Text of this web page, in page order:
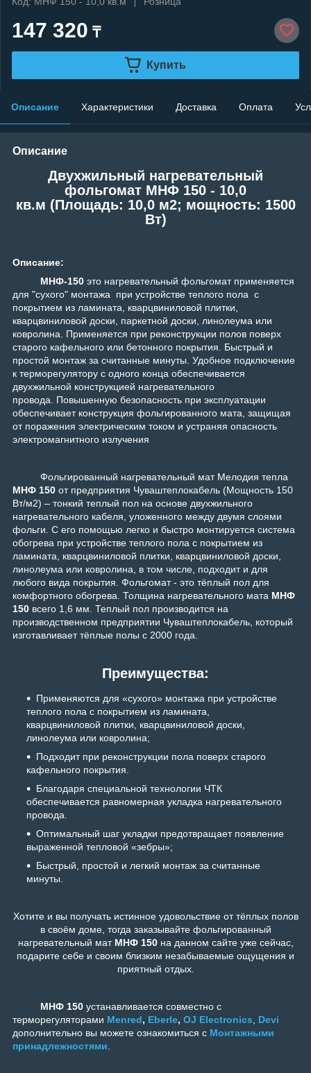
147 320 ₸
Купить
Описание Характеристики Доставка Оплата
Описание
Двухжильный нагревательный
фольгомат МНФ 150 - 10,0
кв.м (Площадь: 10,0 м2; мощность: 1500
Вт)
Описание:
МНФ-150 это нагревательный фольгомат применяется
для "сухого" монтажа при устройстве теплого пола с
покрытием из ламината, кварцвиниловой плитки,
кварцвиниловой доски, паркетной доски, линолеума или
ковролина. Применяется при реконструкции полов поверх
старого кафельного или бетонного покрытия. Быстрый и
простой монтаж за считанные минуты. Удобное подключение
к терморегулятору с одного конца обеспечивается
двухжильной конструкцией нагревательного
провода. Повышенную безопасность при эксплуатации
обеспечивает конструкция фольгированного мата, защищая
от поражения электрическим током и устраняя опасность
электромагнитного излучения
Фольгированный нагревательный мат Мелодия тепла
МНФ 150 от предприятия Чуваштеплокабель (Мощность 150
Вт/м2) – тонкий теплый пол на основе двухжильного
нагревательного кабеля, уложенного между двумя слоями
фольги. С его помощью легко и быстро монтируется система
обогрева при устройстве теплого пола с покрытием из
ламината, кварцвиниловой плитки, кварцвиниловой доски,
линолеума или ковролина, в том числе, подходит и для
любого вида покрытия. Фольгомат - это тёплый пол для
комфортного обогрева. Толщина нагревательного мата МНФ
150 всего 1,6 мм. Теплый пол производится на
производственном предприятии Чуваштеплокабель, который
изготавливает тёплые полы с 2000 года.
Преимущества:
Применяются для «сухого» монтажа при устройстве
теплого пола с покрытием из ламината,
кварцвиниловой плитки, кварцвиниловой доски,
линолеума или ковролина;
Подходит при реконструкции пола поверх старого
кафельного покрытия.
Благодаря специальной технологии ЧТК
обеспечивается равномерная укладка нагревательного
провода.
Оптимальный шаг укладки предотвращает появление
выраженной тепловой «зебры»;
Быстрый, простой и легкий монтаж за считанные
минуты.
Хотите и вы получать истинное удовольствие от тёплых полов
в своём доме, тогда заказывайте фольгированный
нагревательный мат МНФ 150на данном сайте уже сейчас,
подарите себе и своим близким незабываемые ощущения и
приятный отдых.
МНФ 150 устанавливается совместно с
терморегуляторами Menred, Eberle, OJ Electronics
Devi
дополнительно вы можете ознакомиться с Монтажными
принадлежностями